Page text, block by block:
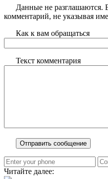
Данные не
комментарий, не указывая
Как к вам обращаться
Текст комментария
Читайте далее: